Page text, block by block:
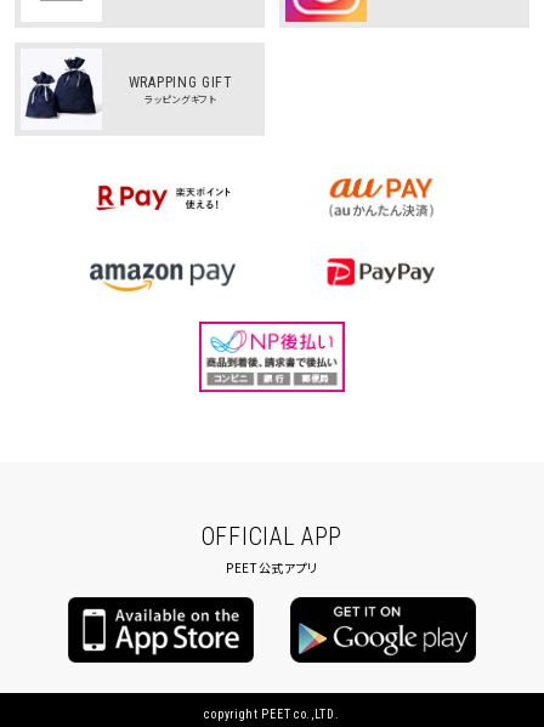
WRAPPING GIFT
ラッピングギフト
OFFICIAL APP
PEET公式アプリ
copyright PEET co.,LTD.